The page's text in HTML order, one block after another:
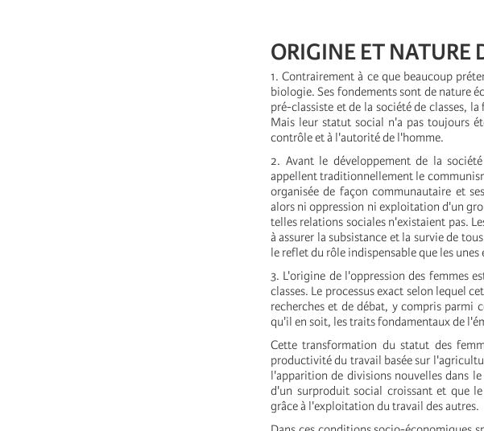
ORIGINE ET NATURE
1. Contrairement à ce que beaucoup
biologie. Ses fondements sont de nature
pré-classiste et de la société de classes,
Mais leur statut social n'a pas toujours
contrôle et à l'autorité de l'homme.
2. Avant le développement de la
appellent traditionnellement le
organisée de façon communautaire et
alors ni oppression ni exploitation d'un
telles relations sociales n'existaient pas.
à assurer la subsistance et la survie de
le reflet du rôle indispensable que les
3. L'origine de l'oppression des femmes
classes. Le processus exact selon lequel
recherches et de débat, y compris parmi
qu'il en soit, les traits fondamentaux de
Cette transformation du statut des
productivité du travail basée sur
l'apparition de divisions nouvelles dans
d'un surproduit social croissant et que
grâce à l'exploitation du travail des autres.